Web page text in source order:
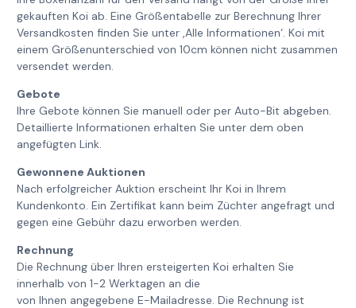
gekauften Koi ab. Eine Größentabelle zur Berechnung Ihrer
Versandkosten finden Sie unter ‚Alle Informationen‘. Koi mit
einem Größenunterschied von 10cm können nicht zusammen
versendet werden.
Gebote
Ihre Gebote können Sie manuell oder per Auto-Bit abgeben.
Detaillierte Informationen erhalten Sie unter dem oben
angefügten Link.
Gewonnene Auktionen
Nach erfolgreicher Auktion erscheint Ihr Koi in Ihrem
Kundenkonto. Ein Zertifikat kann beim Züchter angefragt und
gegen eine Gebühr dazu erworben werden.
Rechnung
Die Rechnung über Ihren ersteigerten Koi erhalten Sie
innerhalb von 1-2 Werktagen an die
von Ihnen angegebene E-Mailadresse. Die Rechnung ist